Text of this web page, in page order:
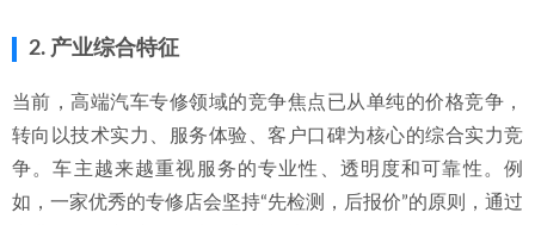
2. 产业综合特征
当前，高端汽车专修领域的竞争焦点已从单纯的价格竞争，
转向以技术实力、服务体验、客户口碑为核心的综合实力竞
争。车主越来越重视服务的专业性、透明度和可靠性。例
如，一家优秀的专修店会坚持“先检测，后报价”的原则，通过